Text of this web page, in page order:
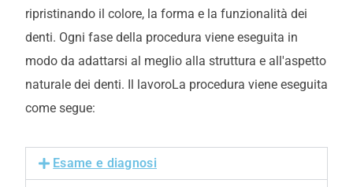
ripristinando il colore, la forma e la funzionalità dei
denti. Ogni fase della procedura viene eseguita in
modo da adattarsi al meglio alla struttura e all'aspetto
naturale dei denti. Il lavoroLa procedura viene eseguita
come segue:
Esame e diagnosi